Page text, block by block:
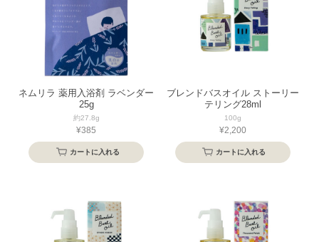
ネムリラ 薬用入浴剤 ラベンダー
25g
約27.8g
¥385
カートに入れる
ブレンドバスオイル ストーリー
テリング28ml
100g
¥2,200
カートに入れる